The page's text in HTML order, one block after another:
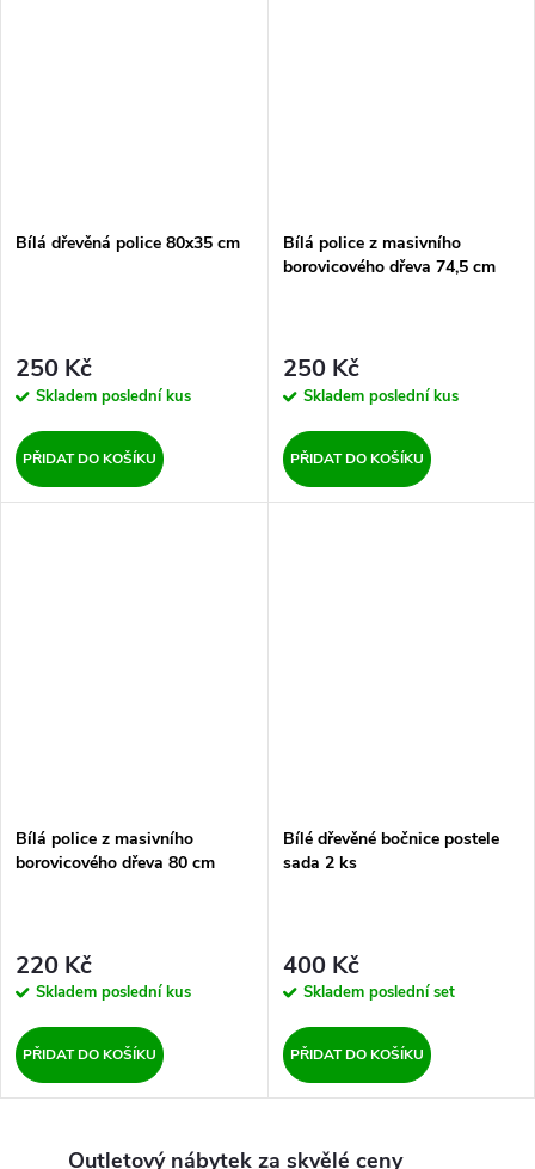
Bílá dřevěná police 80x35 cm
250 Kč
Skladem poslední kus
PŘIDAT DO KOŠÍKU
Bílá police z masivního
borovicového dřeva 74,5 cm
250 Kč
Skladem poslední kus
PŘIDAT DO KOŠÍKU
Bílá police z masivního
borovicového dřeva 80 cm
220 Kč
Skladem poslední kus
PŘIDAT DO KOŠÍKU
Bílé dřevěné bočnice postele
sada 2 ks
400 Kč
Skladem poslední set
PŘIDAT DO KOŠÍKU
Outletový nábytek za skvělé ceny